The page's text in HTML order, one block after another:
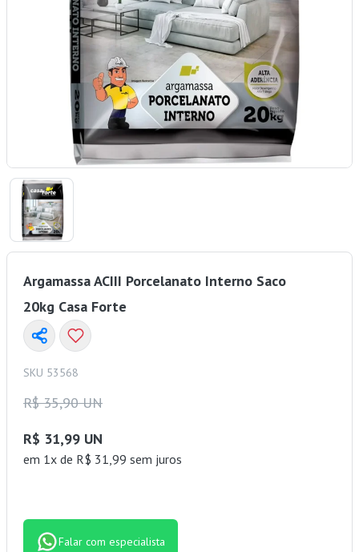
Argamassa ACIII Porcelanato Interno Saco
20kg Casa Forte
SKU 53568
R$ 35,90 UN
R$ 31,99 UN
em 1x de R$ 31,99 sem juros
Falar com especialista